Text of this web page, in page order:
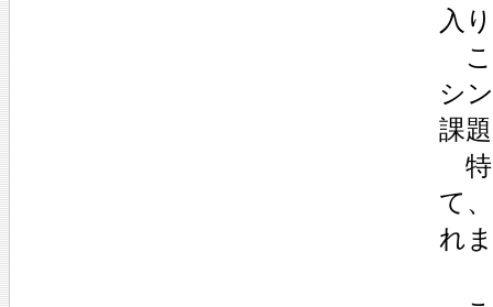
入
こ
シ
課
特
て
れ